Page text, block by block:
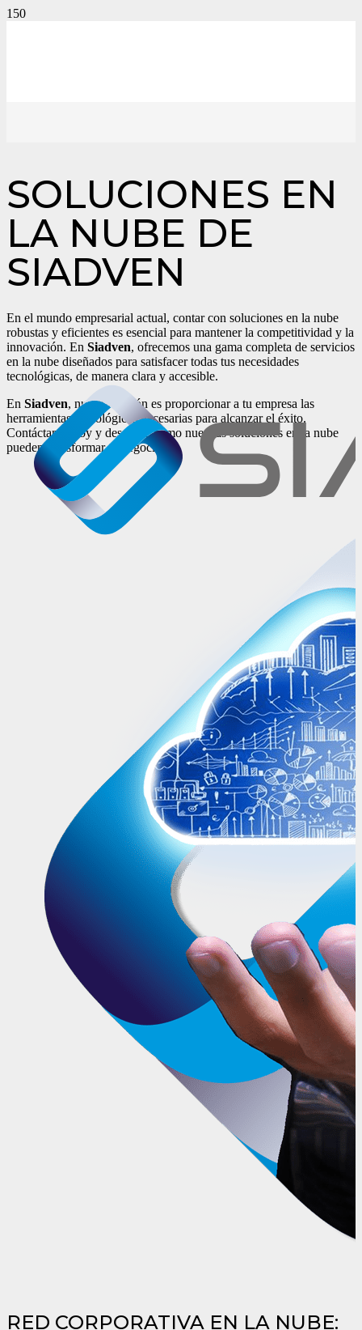
SOLUCIONES EN
LA NUBE DE
SIADVEN
En el mundo empresarial actual, contar con soluciones en la nube
robustas y eficientes es esencial para mantener la competitividad y la
innovación. En Siadven, ofrecemos una gama completa de servicios
en la nube diseñados para satisfacer todas tus necesidades
tecnológicas, de manera clara y accesible.
En Siadven, nuestra misión es proporcionar a tu empresa las
herramientas tecnológicas necesarias para alcanzar el éxito.
Contáctanos hoy y descubre cómo nuestras soluciones en la nube
pueden transformar tu negocio.
RED CORPORATIVA EN LA NUBE: